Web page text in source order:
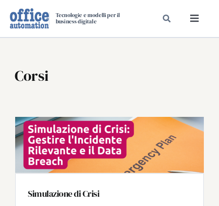
Tecnologie e modelli per il
business digitale
TAVOLE ROTONDE DI REDAZIONE
CARRIERE
VIDEO
EVENTI
CHI SIAMO
Corsi
Simulazione di Crisi